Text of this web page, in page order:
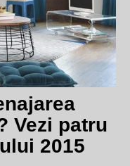
Vezi patru
2015